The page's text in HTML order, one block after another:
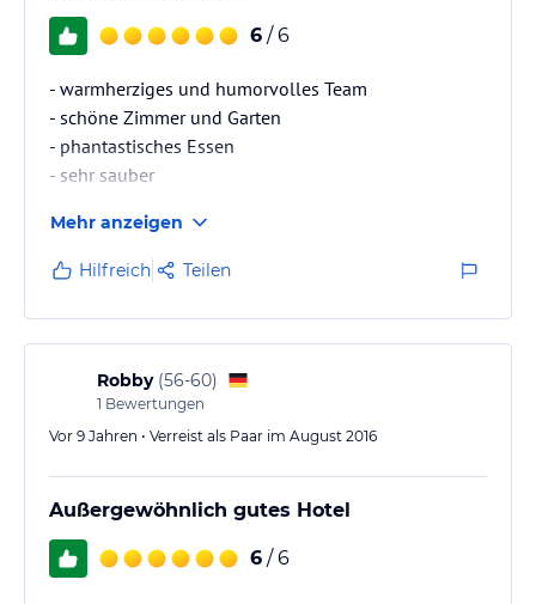
6 / 6
- warmherziges und humorvolles Team
- schöne Zimmer und Garten
- phantastisches Essen
- sehr sauber
Beratung
- schöner Ort, Meer in der Nähe
Wir kommen wieder!
Mehr anzeigen
Hilfreich Teilen
Robby (56-60)
1 Bewertungen
Vor 9 Jahren • Verreist als Paar im August 2016
Außergewöhnlich gutes Hotel
6 / 6